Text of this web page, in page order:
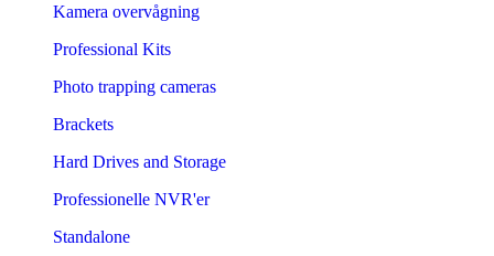
Kamera overvågning
Professional Kits
Photo trapping cameras
Brackets
Hard Drives and Storage
Professionelle NVR'er
Standalone